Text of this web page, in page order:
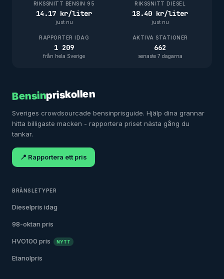
RIKSSNITT BENSIN 95
14.17 kr/liter
just nu
RIKSSNITT DIESEL
18.40 kr/liter
just nu
RAPPORTER IDAG
1 209
från hela Sverige
AKTIVA STATIONER
662
senaste 7 dagarna
Bensinpriskollen
Sveriges crowdsourcade bensinprisguide. Hjälp dina grannar
hitta billigaste macken - rapportera priset nästa gång du
tankar.
📍 Rapportera ett pris
BRÄNSLETYPER
Dieselpris idag
98-oktan pris
HVO100 pris NYTT
Etanolpris